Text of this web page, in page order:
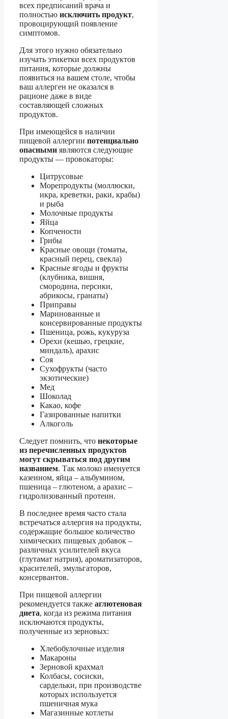
всех предписаний врача и
полностью исключить продукт,
провоцирующий появление
симптомов.
Для этого нужно обязательно
изучать этикетки всех продуктов
питания, которые должны
появиться на вашем столе, чтобы
ваш аллерген не оказался в
рационе даже в виде
составляющей сложных
продуктов.
При имеющейся в наличии
пищевой аллергии потенциально
опасными являются следующие
продукты — провокаторы:
Цитрусовые
Морепродукты (моллюски,
икра, креветки, раки, крабы)
и рыба
Молочные продукты
Яйца
Копчености
Грибы
Красные овощи (томаты,
красный перец, свекла)
Красные ягоды и фрукты
(клубника, вишня,
смородина, персики,
абрикосы, гранаты)
Приправы
Маринованные и
консервированные продукты
Пшеница, рожь, кукуруза
Орехи (кешью, грецкие,
миндаль), арахис
Соя
Сухофрукты (часто
экзотические)
Мед
Шоколад
Какао, кофе
Газированные напитки
Алкоголь
Следует помнить, что некоторые
из перечисленных продуктов
могут скрываться под другим
названием. Так молоко именуется
казеином, яйца – альбумином,
пшеница – глютеном, а арахис –
гидролизованный протеин.
В последнее время часто стала
встречаться аллергия на продукты,
содержащие большое количество
химических пищевых добавок –
различных усилителей вкуса
(глутамат натрия), ароматизаторов,
красителей, эмульгаторов,
консервантов.
При пищевой аллергии
рекомендуется также аглютеновая
диета, когда из режима питания
исключаются продукты,
полученные из зерновых:
Хлебобулочные изделия
Макароны
Зерновой крахмал
Колбасы, сосиски,
сардельки, при производстве
которых используется
пшеничная мука
Магазинные котлеты